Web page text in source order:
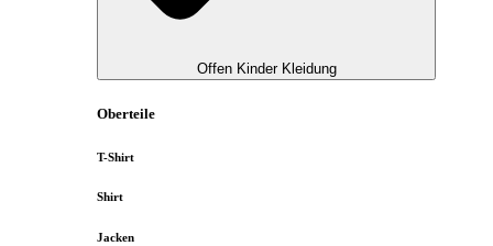
Offen Kinder Kleidung
Oberteile
T-Shirt
Shirt
Jacken